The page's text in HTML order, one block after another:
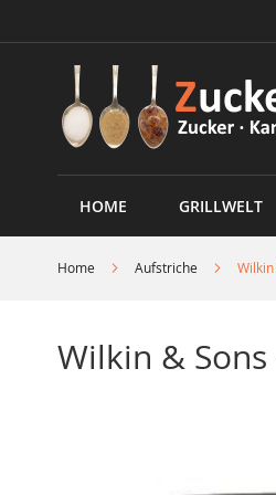
zum
HOME GRILLWELT
Home Aufstriche
Wilkin &